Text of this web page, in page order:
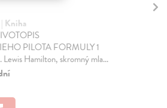
| Kniha
PILOTA FORMULY 1
Hamilton, skromný mla...